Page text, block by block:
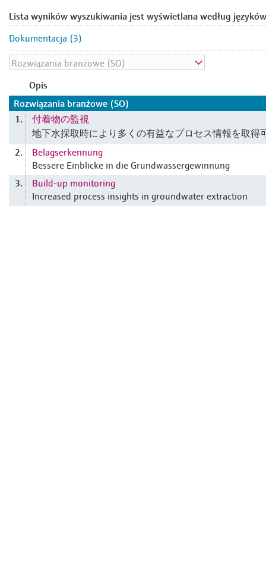
Lista wyników wyszukiwania jest wyświetlana według
Dokumentacja (3)
Opis
Rozwiązania branżowe (SO)
1.
付着物の監視
地下水採取時により多くの有益なプロセス情報を取得
2.
Belagserkennung
Bessere Einblicke in die Grundwassergewinnung
3.
Build-up monitoring
Increased process insights in groundwater extraction